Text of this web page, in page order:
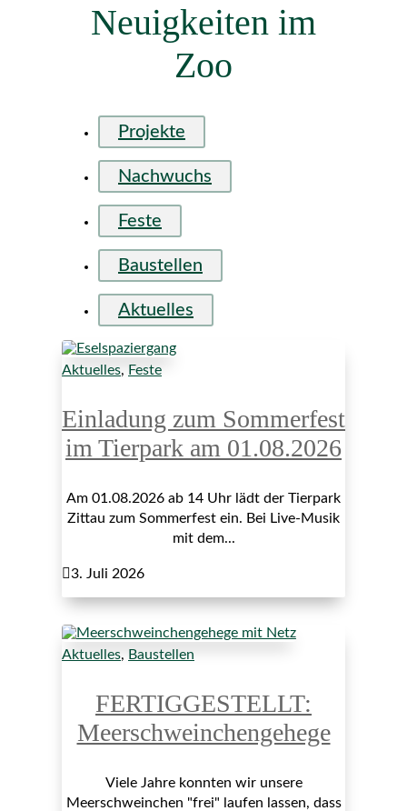
Neuigkeiten im
Zoo
Projekte
Nachwuchs
Feste
Baustellen
Aktuelles
Aktuelles, Feste
Einladung zum Sommerfest
im Tierpark am 01.08.2026
Am 01.08.2026 ab 14 Uhr lädt der Tierpark
Zittau zum Sommerfest ein. Bei Live-Musik
mit dem...
3. Juli 2026
Aktuelles, Baustellen
FERTIGGESTELLT:
Meerschweinchengehege
Viele Jahre konnten wir unsere
Meerschweinchen "frei" laufen lassen, dass